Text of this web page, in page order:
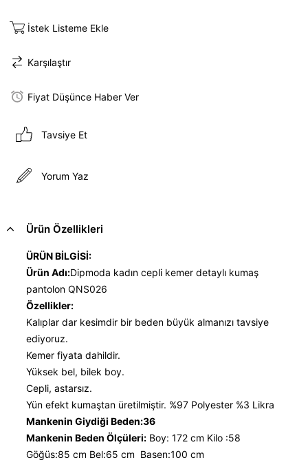
İstek Listeme Ekle
Karşılaştır
Fiyat Düşünce Haber Ver
Tavsiye Et
Yorum Yaz
Ürün Özellikleri
ÜRÜN BİLGİSİ:
Ürün Adı:Dipmoda kadın cepli kemer detaylı kumaş
pantolon QNS026
Özellikler:
Kalıplar dar kesimdir bir beden büyük almanızı tavsiye
ediyoruz.
Kemer fiyata dahildir.
Yüksek bel, bilek boy.
Cepli, astarsız.
Yün efekt kumaştan üretilmiştir. %97 Polyester %3 Likra
Mankenin Giydiği Beden:36
Mankenin Beden Ölçüleri: Boy: 172 cm Kilo :58
Göğüs:85 cm Bel:65 cm Basen:100 cm